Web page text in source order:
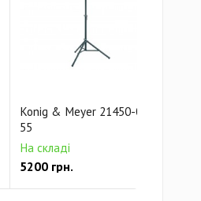
Konig & Meyer 21450-000-
55
На складі
5200 грн.